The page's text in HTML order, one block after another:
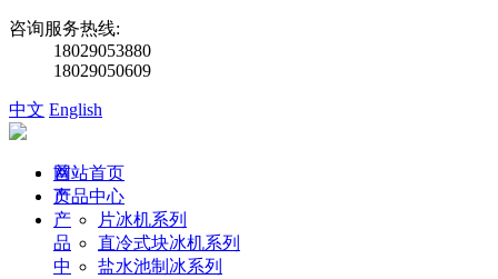
咨询服务热线:
18029053880
18029050609
中文 English
首
页
产
品
中
网站首页
产品中心
片冰机系列
直冷式块冰机系列
盐水池制冰系列